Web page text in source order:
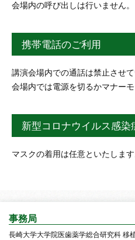
会場内の呼び出しは行いません。
携帯電話のご利用
講演会場内での通話は禁止させて
会場内では電源を切るかマナー
新型コロナウイルス感染
マスクの着用は任意といたします
事務局
長崎大学大学院医歯薬学総合研究科 移